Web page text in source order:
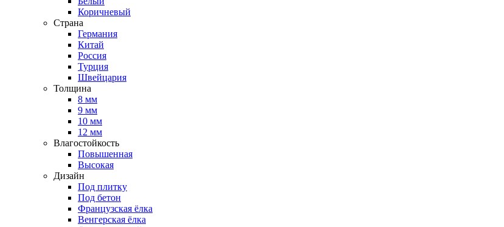
Коричневый
Страна
Германия
Китай
Россия
Турция
Швейцария
Толщина
8 мм
9 мм
10 мм
12 мм
Влагостойкость
Повышенная
Высокая
Дизайн
Под плитку
Под бетон
Французская ёлка
Венгерская ёлка